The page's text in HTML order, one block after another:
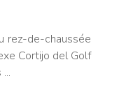
rez-de-chaussée
Cortijo del Golf